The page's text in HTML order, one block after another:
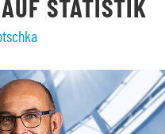
STATISTIK